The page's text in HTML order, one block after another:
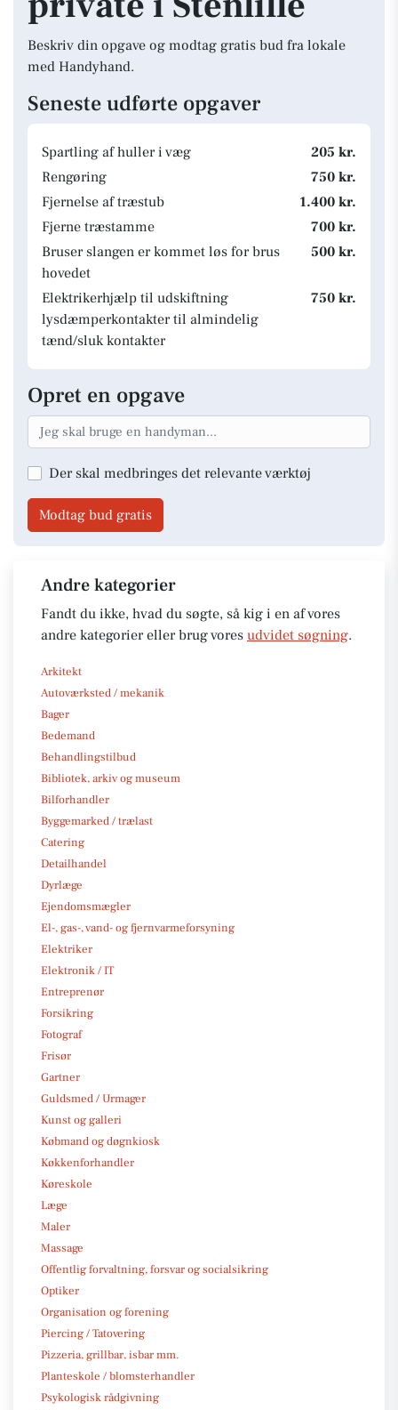
Beskriv din opgave og modtag gratis bud fra lokale
med Handyhand.
Seneste udførte opgaver
Spartling af huller i væg
205 kr.
Rengøring
750 kr.
Fjernelse af træstub
1.400 kr.
Fjerne træstamme
700 kr.
Bruser slangen er kommet løs for brus
hovedet
500 kr.
Elektrikerhjælp til udskiftning
lysdæmperkontakter til almindelig
tænd/sluk kontakter
750 kr.
Opret en opgave
Der skal medbringes det relevante værktøj
Modtag bud gratis
Andre kategorier
Fandt du ikke, hvad du søgte, så kig i en af vores
andre kategorier eller brug vores udvidet søgning.
Arkitekt
Autoværksted / mekanik
Bager
Bedemand
Behandlingstilbud
Bibliotek, arkiv og museum
Bilforhandler
Byggemarked / trælast
Catering
Detailhandel
Dyrlæge
Ejendomsmægler
El-, gas-, vand- og fjernvarmeforsyning
Elektriker
Elektronik / IT
Entreprenør
Forsikring
Fotograf
Frisør
Gartner
Guldsmed / Urmager
Kunst og galleri
Købmand og døgnkiosk
Køkkenforhandler
Køreskole
Læge
Maler
Massage
Offentlig forvaltning, forsvar og socialsikring
Optiker
Organisation og forening
Piercing / Tatovering
Pizzeria, grillbar, isbar mm.
Planteskole / blomsterhandler
Psykologisk rådgivning